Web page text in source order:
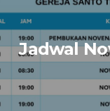
Jadwal